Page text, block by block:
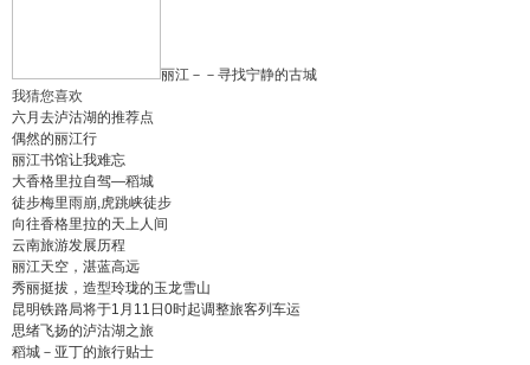
丽江－－寻找宁静的古城
我猜您喜欢
六月去泸沽湖的推荐点
偶然的丽江行
丽江书馆让我难忘
大香格里拉自驾—稻城
徒步梅里雨崩,虎跳峡徒步
向往香格里拉的天上人间
云南旅游发展历程
丽江天空，湛蓝高远
秀丽挺拔，造型玲珑的玉龙雪山
昆明铁路局将于1月11日0时起调整旅客列车运
思绪飞扬的泸沽湖之旅
稻城－亚丁的旅行贴士